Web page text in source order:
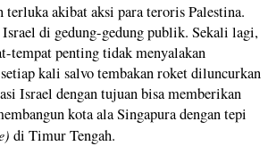
terluka akibat aksi para teroris Palestina.
di gedung-gedung publik. Sekali lagi,
tempat penting tidak menyalakan
kali salvo tembakan roket diluncurkan
Israel dengan tujuan bisa memberikan
kota ala Singapura dengan tepi
di Timur Tengah.